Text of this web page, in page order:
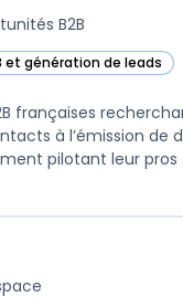
B2B
et génération de leads
françaises
à l’émission de
pilotant leur pros